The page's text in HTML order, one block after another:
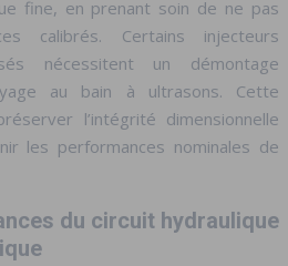
fine, en prenant soin de ne pas
calibrés. Certains injecteurs
nécessitent un démontage
au bain à ultrasons. Cette
l’intégrité dimensionnelle
les performances nominales de
du circuit hydraulique